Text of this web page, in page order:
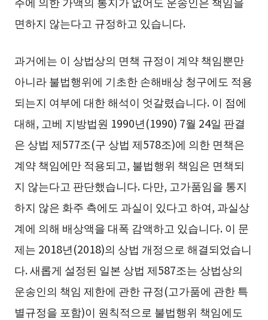
면하지 않는다고 규정하고 있습니다.
과거에는 이 상법상의 면책 규정이 계약 책임뿐만
아니라 불법행위에 기초한 손해배상 청구에도 적용
되는지 여부에 대한 해석이 엇갈렸습니다. 이 점에
대해, 고베 지방법원 1990년(1990) 7월 24일 판결
은 상법 제577조(구 상법 제578조)에 의한 면책은
계약 책임에만 적용되고, 불법행위 책임은 면책되
지 않는다고 판단했습니다. 다만, 고가품임을 통지
하지 않은 화주 측에도 과실이 있다고 하여, 과실상
계에 의해 배상액을 대폭 감액하고 있습니다. 이 문
제는 2018년(2018)의 상법 개정으로 해결되었습니
다. 새롭게 설정된 일본 상법 제587조는 상법상의
운송인의 책임 제한에 관한 규정(고가품에 관한 특
별규정을 포함)이 원칙적으로 불법행위 책임에도